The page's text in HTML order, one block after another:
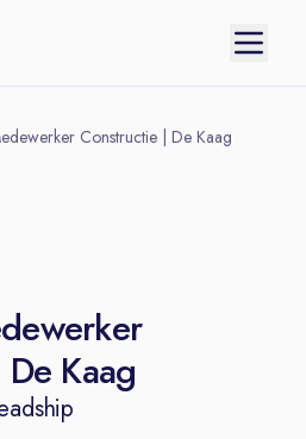
Constructie | De Kaag
Kaag